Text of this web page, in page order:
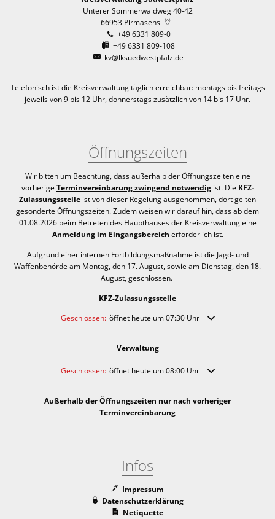
Unterer Sommerwaldweg 40-42
66953 Pirmasens
+49 6331 809-0
+49 6331 809-108
kv@lksuedwestpfalz.de
Telefonisch ist die Kreisverwaltung täglich erreichbar: montags bis freitags
jeweils von 9 bis 12 Uhr, donnerstags zusätzlich von 14 bis 17 Uhr.
Öffnungszeiten
Wir bitten um Beachtung, dass außerhalb der Öffnungszeiten eine
vorherige Terminvereinbarung zwingend notwendigist. Die KFZ-
Zulassungsstelle ist von dieser Regelung ausgenommen, dort gelten
gesonderte Öffnungszeiten. Zudem weisen wir darauf hin, dass ab dem
01.08.2026 beim Betreten des Haupthauses der Kreisverwaltung eine
Anmeldung im Eingangsbereich erforderlich ist.
Aufgrund einer internen Fortbildungsmaßnahme ist die Jagd- und
Waffenbehörde am Montag, den 17. August, sowie am Dienstag, den 18.
August, geschlossen.
KFZ-Zulassungsstelle
Klicken, um weitere Öffnungs- oder Schließzeiten
Geschlossen: öffnet heute um 07:30 Uhr
Verwaltung
Klicken, um weitere Öffnungs- oder Schließzeiten
Geschlossen: öffnet heute um 08:00 Uhr
Außerhalb der Öffnungszeiten nur nach vorheriger
Terminvereinbarung
Infos
Impressum
Datenschutzerklärung
Netiquette